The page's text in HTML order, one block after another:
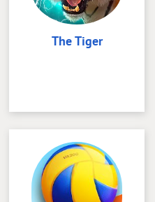
The Tiger